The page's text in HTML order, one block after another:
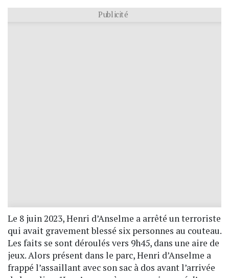
Publicité
Le 8 juin 2023, Henri d’Anselme a arrêté un terroriste
qui avait gravement blessé six personnes au couteau.
Les faits se sont déroulés vers 9h45, dans une aire de
jeux. Alors présent dans le parc, Henri d’Anselme a
frappé l’assaillant avec son sac à dos avant l’arrivée